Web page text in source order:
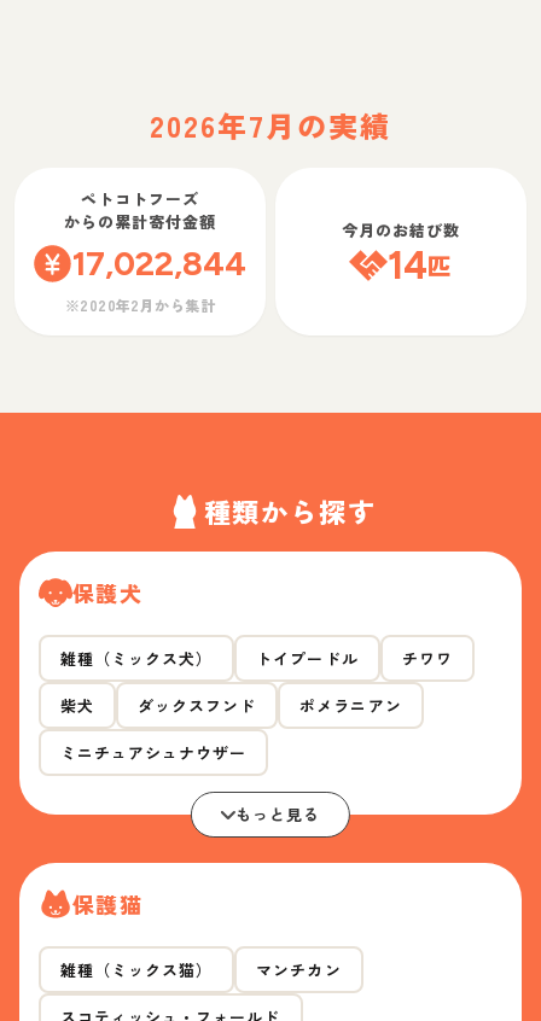
2026年7月の実績
ペトコトフーズ
からの累計寄付金額
17,022,844
※2020年2月から集計
今月のお結び数
14匹
種類から探す
保護犬
雑種（ミックス犬） トイプードル チワワ
柴犬 ダックスフンド ポメラニアン
ミニチュアシュナウザー
もっと見る
保護猫
雑種（ミックス猫） マンチカン